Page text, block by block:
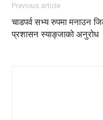
Previous article
चाडपर्व सभ्य रुपमा मनाउन
प्रशासन स्याङ्जाको अनुरोध